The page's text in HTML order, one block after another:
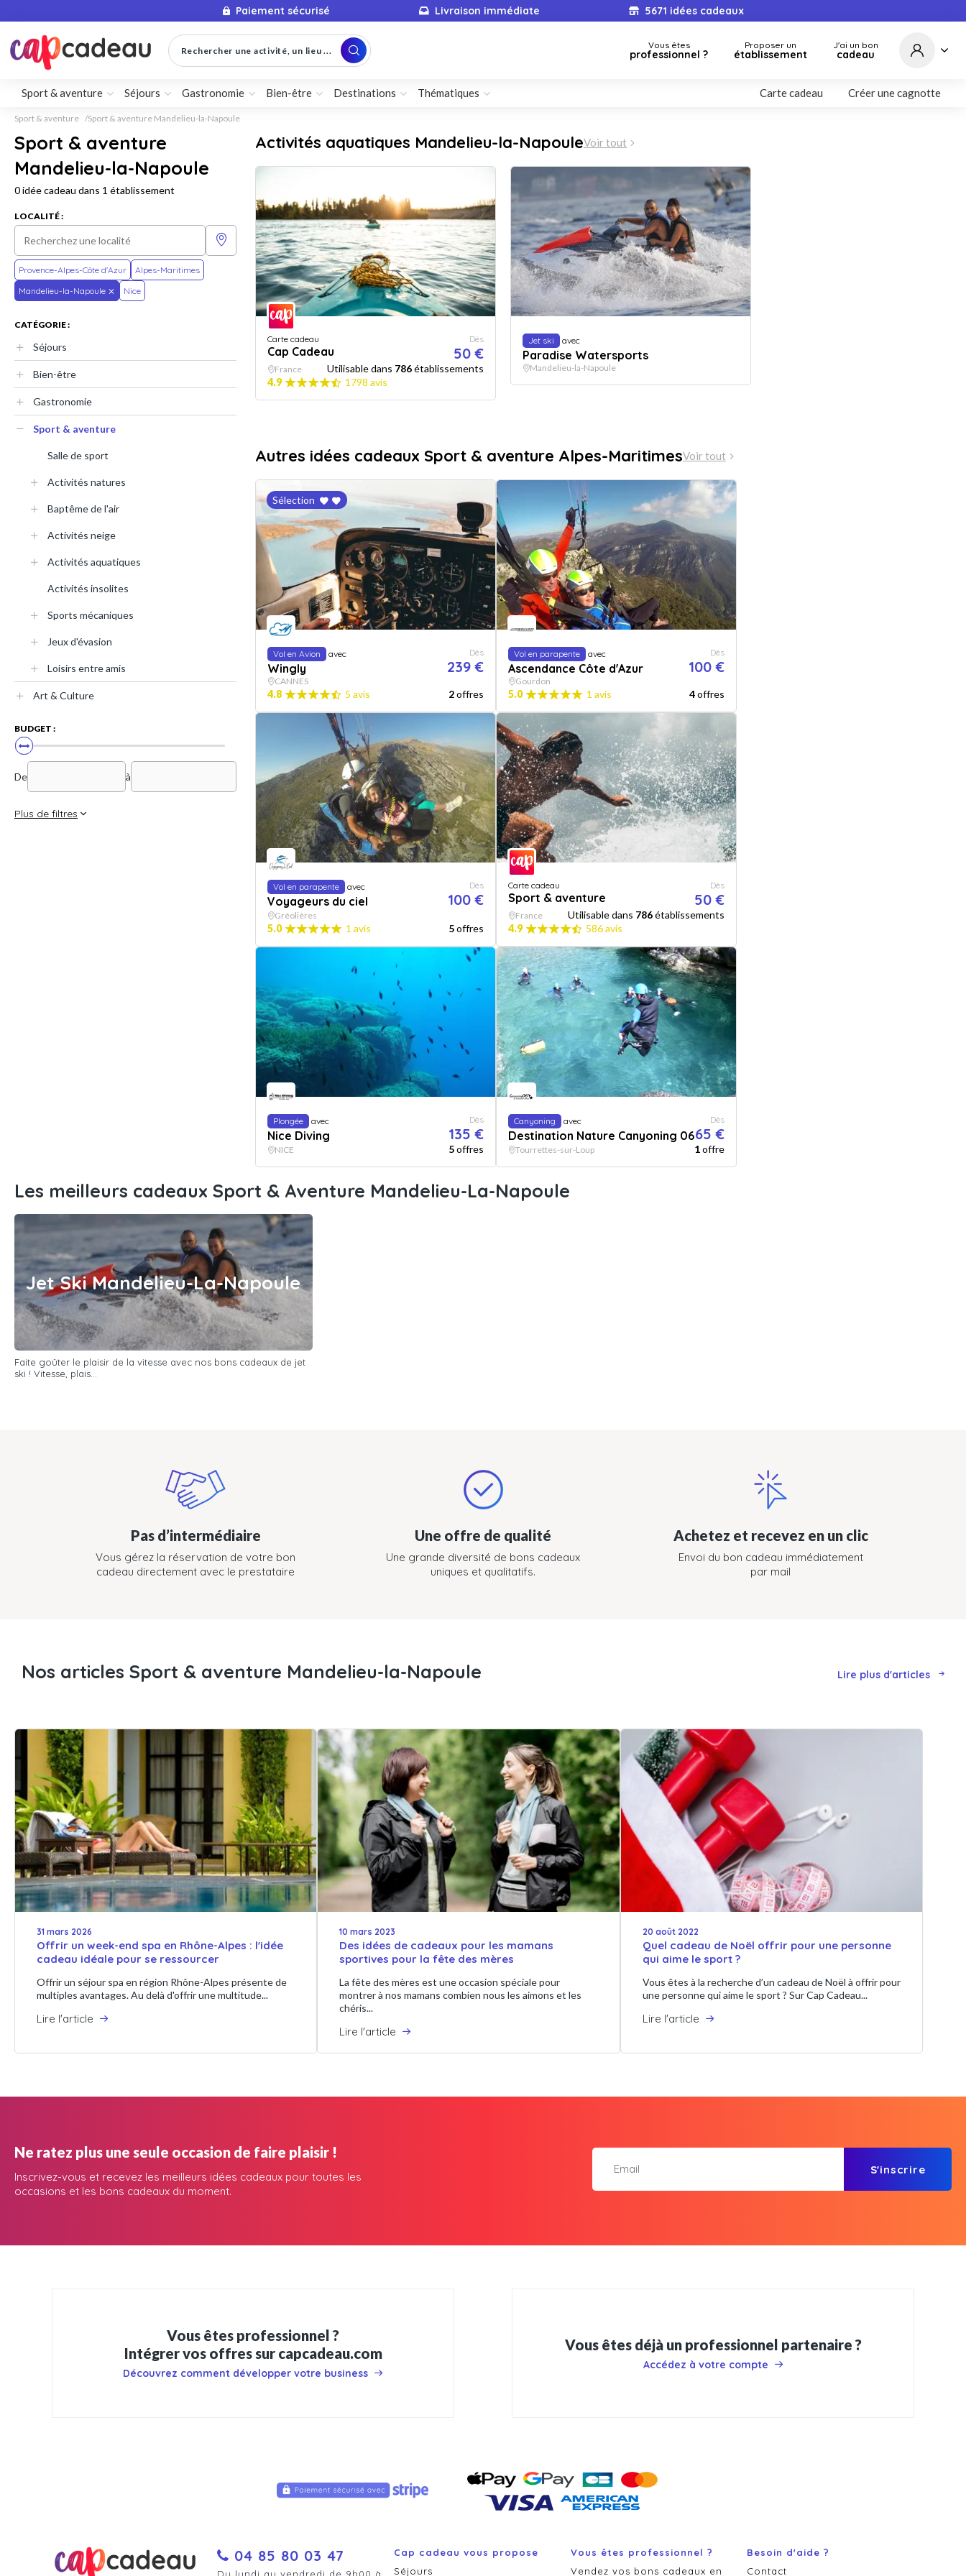
Paiement sécurisé Livraison immédiate 5671 idées cadeaux
Rechercher une activité, un lieu ... Vous êtes
professionnel ?
Proposer un
établissement
J'ai un bon
cadeau
Sport & aventure Séjours Gastronomie Bien-être Destinations Thématiques Carte cadeau Créer une cagnotte
Sport & aventure Sport & aventure Mandelieu-la-Napoule
Sport & aventure
Mandelieu-la-Napoule
0 idée cadeau dans 1 établissement
LOCALITÉ :
Provence-Alpes-Côte d'Azur
Alpes-Maritimes
Mandelieu-la-Napoule
Nice
CATÉGORIE :
Séjours
Bien-être
Gastronomie
Sport & aventure
Salle de sport
Activités natures
Baptême de l'air
Activités neige
Activités aquatiques
Activités insolites
Sports mécaniques
Jeux d'évasion
Loisirs entre amis
Art & Culture
BUDGET :
De à
Plus de filtres
Activités aquatiques Mandelieu-la-NapouleVoir tout
Carte cadeau
Cap Cadeau
Dès
50 €
France Utilisable dans 786établissements
4.9
1798 avis
Jet ski avec
Paradise Watersports
Mandelieu-la-Napoule
Autres idées cadeaux Sport & aventure Alpes-MaritimesVoir tout
Sélection
Vol en Avion avec
Wingly
Dès
239 €
CANNES
4.8 5 avis 2offres
Vol en parapente avec
Ascendance Côte d'Azur
Dès
100 €
Gourdon
5.0 1 avis 4offres
Vol en parapente avec
Voyageurs du ciel
Dès
100 €
Gréolières
5.0 1 avis 5offres
Carte cadeau
Sport & aventure
Dès
50 €
France Utilisable dans 786établissements
4.9
586 avis
Plongée avec
Nice Diving
Dès
135 €
NICE 5offres
Canyoning avec
Destination Nature Canyoning 06
Dès
65 €
Tourrettes-sur-Loup 1offre
Les meilleurs cadeaux Sport & Aventure Mandelieu-La-Napoule
Jet Ski Mandelieu-La-Napoule
Faite goûter le plaisir de la vitesse avec nos bons cadeaux de jet
ski ! Vitesse, plais...
Pas d’intermédiaire
Vous gérez la réservation de votre bon
cadeau directement avec le prestataire
Une offre de qualité
Une grande diversité de bons cadeaux
uniques et qualitatifs.
Achetez et recevez en un clic
Envoi du bon cadeau immédiatement
par mail
Nos articles Sport & aventure Mandelieu-la-Napoule Lire plus d'articles
31 mars 2026
Offrir un week-end spa en Rhône-Alpes : l'idée
cadeau idéale pour se ressourcer
Offrir un séjour spa en région Rhône-Alpes présente de
multiples avantages. Au delà d'offrir une multitude...
Lire l'article
10 mars 2023
Des idées de cadeaux pour les mamans
sportives pour la fête des mères
La fête des mères est une occasion spéciale pour
montrer à nos mamans combien nous les aimons et les
chéris...
Lire l'article
20 août 2022
Quel cadeau de Noël offrir pour une personne
qui aime le sport ?
Vous êtes à la recherche d’un cadeau de Noël à offrir pour
une personne qui aime le sport ? Sur Cap Cadeau...
Lire l'article
Ne ratez plus une seule occasion de faire plaisir !
Inscrivez-vous et recevez les meilleurs idées cadeaux pour toutes les
occasions et les bons cadeaux du moment.
S'inscrire
Vous êtes professionnel ?
Intégrer vos offres sur capcadeau.com
Découvrez comment développer votre business
Vous êtes déjà un professionnel partenaire ?
Accédez à votre compte
04 85 80 03 47
Cap cadeau vous propose
Séjours
Vous êtes professionnel ?
Vendez vos bons cadeaux en
Besoin d'aide ?
Contact